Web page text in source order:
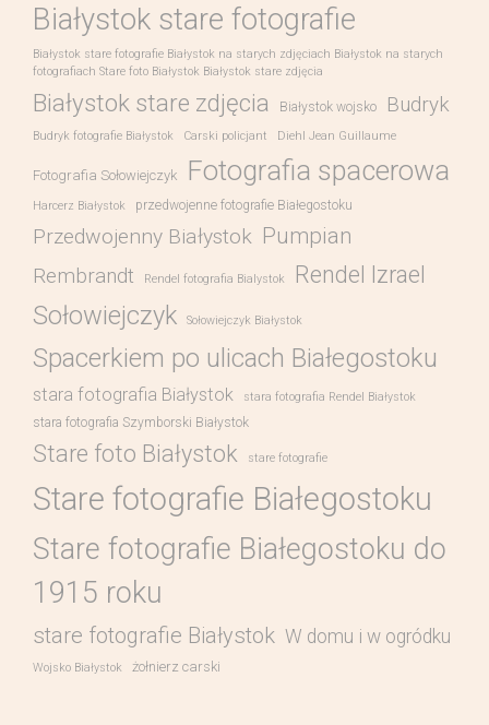
Białystok stare fotografie
Białystok stare fotografie Białystok na starych zdjęciach Białystok na starych
fotografiach Stare foto Białystok Białystok stare zdjęcia
Białystok stare zdjęcia Białystok wojsko Budryk
Budryk fotografie Białystok Carski policjant Diehl Jean Guillaume
Fotografia Sołowiejczyk Fotografia spacerowa
Harcerz Białystok przedwojenne fotografie Białegostoku
Przedwojenny Białystok Pumpian
Rembrandt Rendel fotografia Bialystok Rendel Izrael
Sołowiejczyk Sołowiejczyk Białystok
Spacerkiem po ulicach Białegostoku
stara fotografia Białystok stara fotografia Rendel Białystok
stara fotografia Szymborski Białystok
Stare foto Białystok stare fotografie
Stare fotografie Białegostoku
Stare fotografie Białegostoku do
1915 roku
stare fotografie Białystok W domu i w ogródku
Wojsko Białystok żołnierz carski